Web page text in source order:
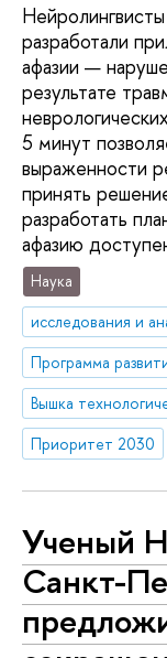
разработали
афазии —
результате
5 минут
выраженности
принять
разработать
афазию
Наука
исследования и
Программа
Вышка
Приоритет 2030
Ученый
Санкт-